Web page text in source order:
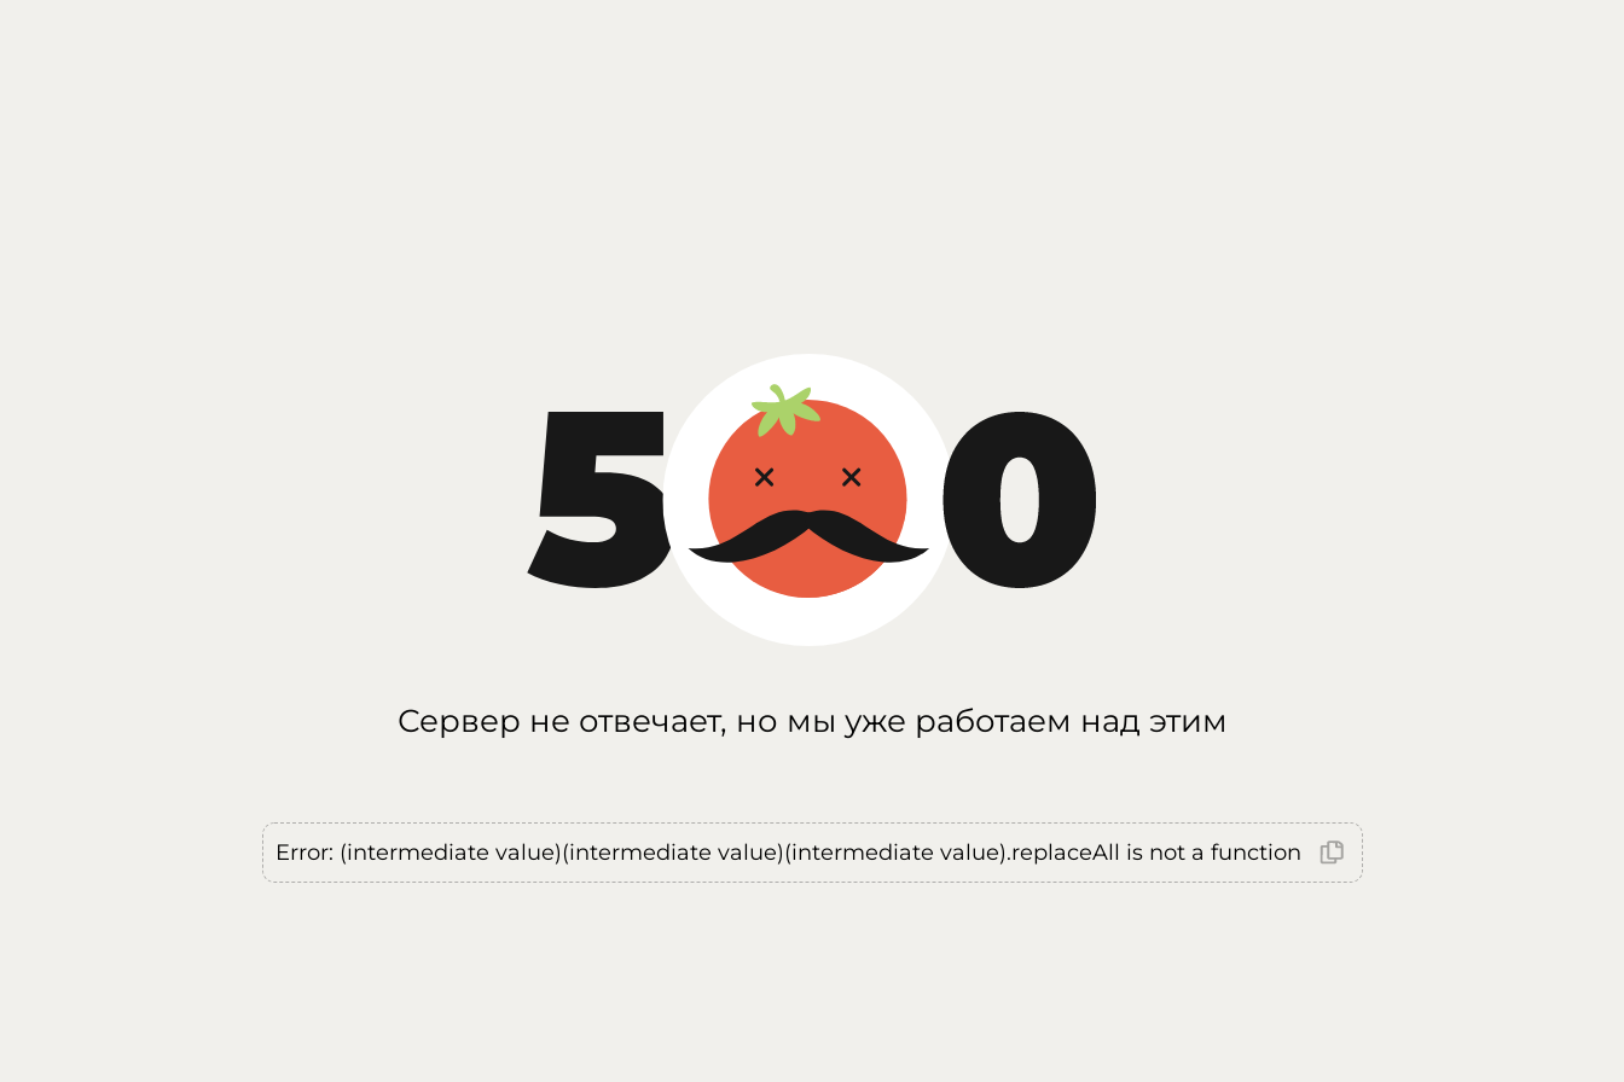
Сервер не отвечает, но мы уже работаем над этим
Error: (intermediate value)(intermediate value)(intermediate value).replaceAll is not a function